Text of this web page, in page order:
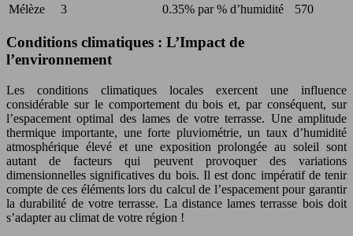
Mélèze
3 0.35% par % d’humidité 570
Conditions climatiques : L’Impact de
l’environnement
Les conditions climatiques locales exercent une influence
considérable sur le comportement du bois et, par conséquent, sur
l’espacement optimal des lames de votre terrasse. Une amplitude
thermique importante, une forte pluviométrie, un taux d’humidité
atmosphérique élevé et une exposition prolongée au soleil sont
autant de facteurs qui peuvent provoquer des variations
dimensionnelles significatives du bois. Il est donc impératif de tenir
compte de ces éléments lors du calcul de l’espacement pour garantir
la durabilité de votre terrasse. La distance lames terrasse bois doit
s’adapter au climat de votre région !